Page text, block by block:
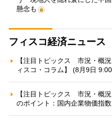
懸念も
フィスコ経済ニュース
【注目トピックス 市況・概
ィスコ・コラム】 (8月9日
【注目トピックス 市況・概
のポイント：国内企業物価指